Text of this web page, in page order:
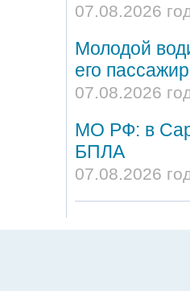
07.08.2026
Молодой
его
07.08.2026
МО РФ: в
БПЛА
07.08.2026